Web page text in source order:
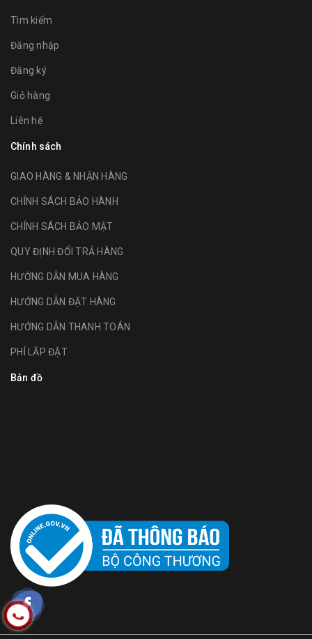
Tìm kiếm
Đăng nhập
Đăng ký
Giỏ hàng
Liên hệ
Chính sách
GIAO HÀNG & NHẬN HÀNG
CHÍNH SÁCH BẢO HÀNH
CHÍNH SÁCH BẢO MẬT
QUY ĐỊNH ĐỔI TRẢ HÀNG
HƯỚNG DẪN MUA HÀNG
HƯỚNG DẪN ĐẶT HÀNG
HƯỚNG DẪN THANH TOÁN
PHÍ LẮP ĐẶT
Bản đồ